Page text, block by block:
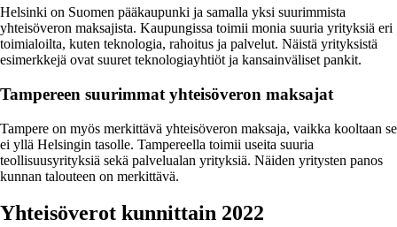
Helsinki on Suomen pääkaupunki ja samalla yksi suurimmista
yhteisöveron maksajista. Kaupungissa toimii monia suuria yrityksiä eri
toimialoilta, kuten teknologia, rahoitus ja palvelut. Näistä yrityksistä
esimerkkejä ovat suuret teknologiayhtiöt ja kansainväliset pankit.
Tampereen suurimmat yhteisöveron maksajat
Tampere on myös merkittävä yhteisöveron maksaja, vaikka kooltaan se
ei yllä Helsingin tasolle. Tampereella toimii useita suuria
teollisuusyrityksiä sekä palvelualan yrityksiä. Näiden yritysten panos
kunnan talouteen on merkittävä.
Yhteisöverot kunnittain 2022